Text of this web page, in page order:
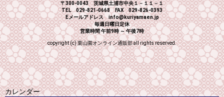
〒300-0043 茨城県土浦市中央１－１１－１
TEL 029-821-0668 FAX 029-826-0393
Eメールアドレス info@kuriyamaen.jp
毎週日曜日定休
営業時間 午前9時 ～ 午後7時
copyright (c) 栗山園オンライン通販部 all rights reserved.
カレンダー